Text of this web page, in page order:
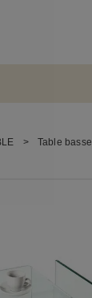
> Table basse